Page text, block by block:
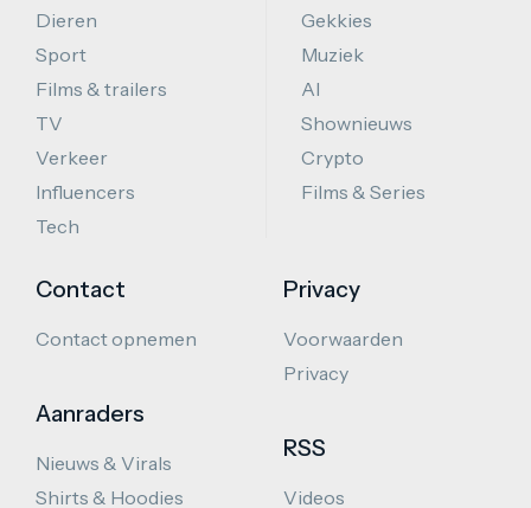
Dieren
Sport
Films & trailers
TV
Verkeer
Influencers
Tech
Gekkies
Muziek
AI
Shownieuws
Crypto
Films & Series
Contact
Contact opnemen
Aanraders
Nieuws & Virals
Shirts & Hoodies
Privacy
Voorwaarden
Privacy
RSS
Videos